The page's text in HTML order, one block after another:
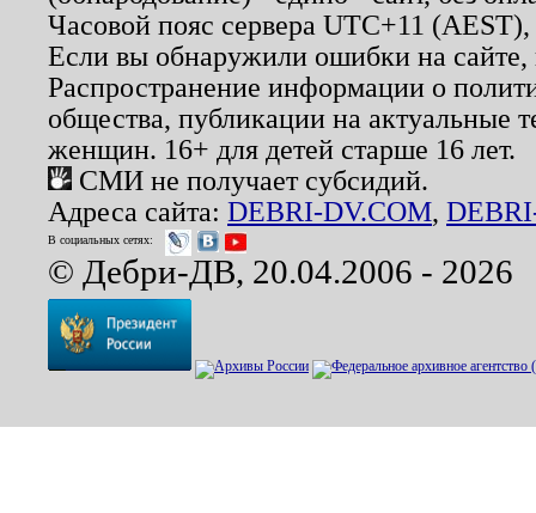
Часовой пояс сервера UTC+11
Если вы обнаружили ошибки на
Распространение информации о
общества, публикации на актуальные
женщин. 16+ для детей старше 16 лет.
СМИ не получает субсидий.
Адреса сайта: DEBRI-DV.COM,
В социальных сетях:
© Дебри-ДВ, 20.04.2006 - 2026